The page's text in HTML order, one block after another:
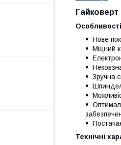
Нове
Міцний
Зручна
Технічні